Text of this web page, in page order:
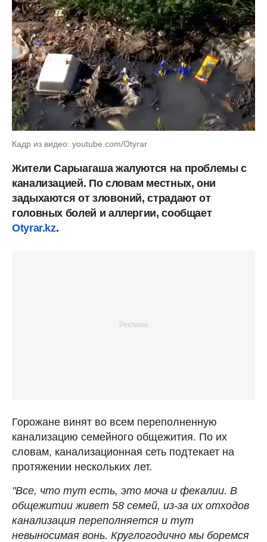
Кадр из видео: youtube.com/Otyrar
Жители Сарыагаша жалуются на проблемы с
канализацией. По словам местных, они
задыхаются от зловоний, страдают от
головных болей и аллергии, сообщает
Otyrar.kz.
Горожане винят во всем переполненную
канализацию семейного общежития. По их
словам, канализационная сеть подтекает на
протяжении нескольких лет.
"Все, что тут есть, это моча и фекалии. В
общежитии живет 58 семей, из-за их отходов
канализация переполняется и тут
невыносимая вонь. Круглогодично мы боремся